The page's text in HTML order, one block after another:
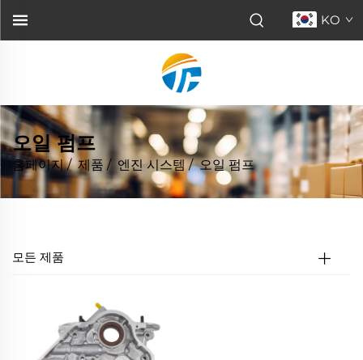
KO
오일 펌프
홈페이지/제품 / 엔진 시스템/오일 펌프
모든 제품